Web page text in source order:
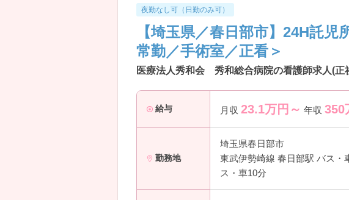
―――――――――――――――
■ 幅広い経験が積める医療体制
―――――――――――――――
多様な症例に関われるスキルアップ環境
・350床規模で急性期～慢性期まで対応
・年間約3000件の救急受け入れで急性期経験が豊富に
→ 専門性と総合力、どちらも伸ばせます
―――――――――――――――
看護に集中しやすい環境を大切にしています
・リネン・ベッド管理は外部委託
・多職種との役割分担が明確で業務過多を防止
夜勤なし可（日勤のみ可）
【埼玉県／春日部市】24H託
常勤／手術室／正看＞
医療法人秀和会 秀和総合病院の看護師求人(正
給与 月収 23.1万円～ 年収 350
勤務地
埼玉県春日部市
東武伊勢崎線 春日部駅 バス・
ス・車10分